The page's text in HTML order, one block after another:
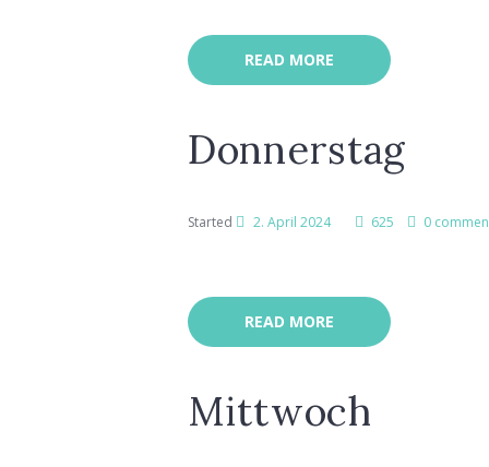
READ MORE
Donnerstag
Started 2. April 2024 625 0
READ MORE
Mittwoch